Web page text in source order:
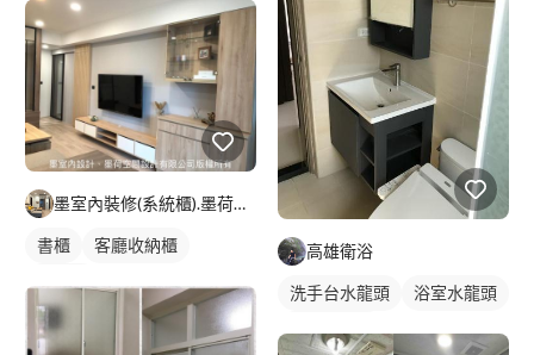
墨室內裝修(系統櫃).墨荷空間設計有限公司
書櫃
客廳收納櫃
高雄衛浴
洗手台水龍頭
浴室水龍頭